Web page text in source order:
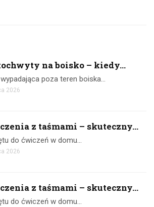
na boisko – kiedy...
wypadająca poza teren boiska…
2026
z taśmami – skuteczny...
do ćwiczeń w domu…
2026
z taśmami – skuteczny...
do ćwiczeń w domu…